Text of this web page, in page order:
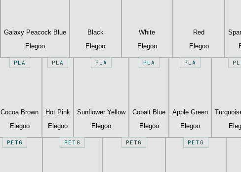
Galaxy Peacock Blue
Elegoo
Black
Elegoo
White
Elegoo
Red
Elegoo
PLA
Cocoa Brown
Elegoo
PLA
Hot Pink
Elegoo
PLA
Sunflower Yellow
Elegoo
PLA
Cobalt Blue
Elegoo
PLA
Apple Green
Elegoo
PETG PETG PETG PETG